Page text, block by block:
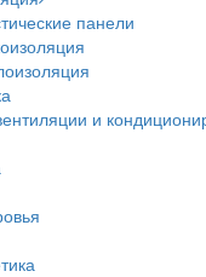
панели
и